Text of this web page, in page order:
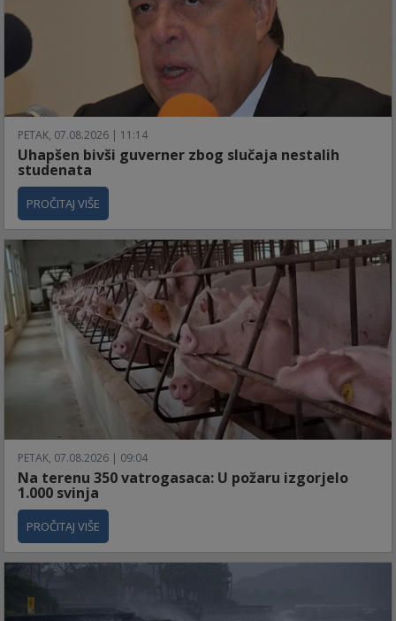
PETAK, 07.08.2026 | 11:14
Uhapšen bivši guverner zbog slučaja nestalih
studenata
PROČITAJ VIŠE
PETAK, 07.08.2026 | 09:04
Na terenu 350 vatrogasaca: U požaru izgorjelo
1.000 svinja
PROČITAJ VIŠE